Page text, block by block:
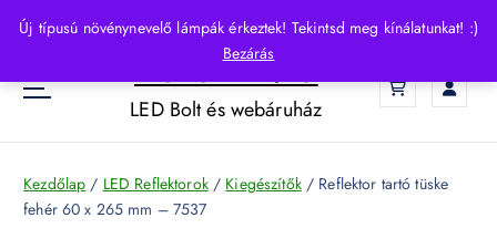
Új típusú növénynevelő lámpák érkeztek! Tekintsd meg kínálatunkat! :)
Bezárás
p
o
HelloLED.hu
LED Bolt és webáruház
Kezdőlap / LED Reflektorok/ Kiegészítők/ Reflektor tartó tüske
fehér 60 x 265 mm – 7537